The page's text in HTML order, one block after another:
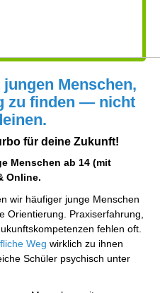
Menschen,
zu finden — nicht
für deine Zukunft!
Menschen ab 14 (mit
Online.
wir häufiger junge Menschen
Orientierung. Praxiserfahrung,
fehlen oft.
Weg wirklich zu ihnen
Schüler psychisch unter